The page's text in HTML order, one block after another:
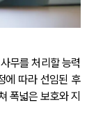
무를 처리할 능력
에 따라 선임된 후
폭넓은 보호와 지